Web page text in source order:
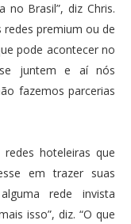
no Brasil”, diz Chris.
premium ou de
pode acontecer no
juntem e aí nós
fazemos parcerias
hoteleiras que
em trazer suas
rede invista
isso”, diz. “O que